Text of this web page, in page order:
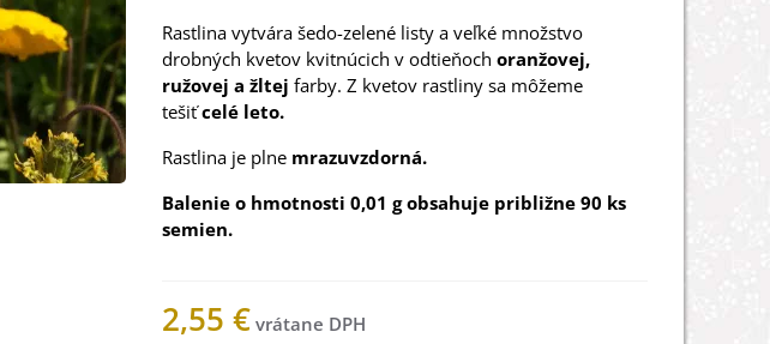
Rastlina vytvára šedo-zelené listy a veľké množstvo
drobných kvetov kvitnúcich v odtieňoch oranžovej,
ružovej a žltej farby. Z kvetov rastliny sa môžeme
tešiťcelé leto.
Rastlina je plne mrazuvzdorná.
Balenie o hmotnosti 0,01 g obsahuje približne 90 ks
semien.
2,55 €